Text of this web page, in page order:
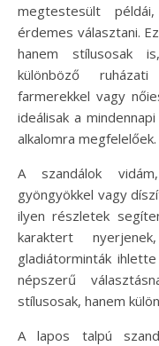
megtestesült
érdemes választani.
hanem stílusosak
különböző
farmerekkel vagy
ideálisak a
alkalomra megfelelőek.
A szandálok
gyöngyökkel vagy
ilyen részletek
karaktert
gladiátorminták
népszerű
stílusosak, hanem
A lapos talpú